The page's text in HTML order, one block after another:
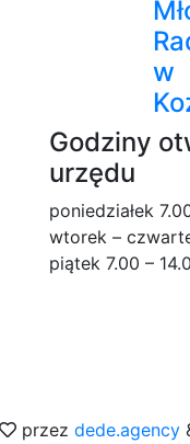
w
Godziny
urzędu
poniedziałek
wtorek –
piątek 7.00 –
przez dede.agency